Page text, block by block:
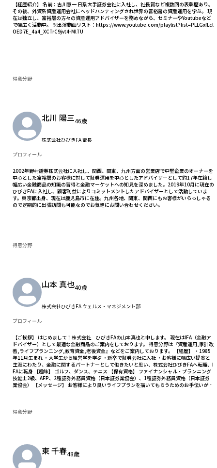
【経歴紹介】 名前：古川慧一 日系大手証券会社に入社し、社長賞など複数回の表彰歴あり。
その後、外資系資産運用会社にヘッドハンティングされ世界の富裕層の資産運用を学ぶ。 現
在は独立し、富裕層の方々の資産運用アドバイザーを務めながら、セミナーやYoutubeなど
で幅広く活動中。 ※出演動画リスト：https://www.youtube.com/playlist?list=PLLGxfLcl
OED7E_4a4_XCTrC9jvt4-MlTU
得意分野
北川 陽三46歳
株式会社ひびきFA 部長
プロフィール
2002年野村證券株式会社に入社し、関西、関東、九州方面の営業店で中堅企業のオーナーを
中心とした富裕層のお客様に対して証券運用を中心としたアドバイザーとして約17年在籍し
幅広い金融商品の知識の習得と金融マーケットへの知見を深めました。2019年10月に現在の
ひびきFAに入社し、顧客利益によりコミットメントしたアドバイザーとして活動していま
す。東京都出身、現在は鹿児島市に在住。九州各地、関東、関西にもお客様がいらっしゃる
ので定期的に出張訪問も可能なのでお気軽にお問い合わせください。
得意分野
山本 真也40歳
株式会社ひびきFA ウェルス・マネジメント部
プロフィール
【ご挨拶】 はじめまして！株式会社 ひびきFAの山本真也と申します。 現在はIFA（金融ア
ドバイザー）として最適な金融商品のご案内をしております。 得意分野は『資産運用,家計改
善,ライフプランニング,教育資金,老後資金』などをご案内しております。 【経歴】 ・1985
年11月生まれ ・大学生から経営学を学ぶ ・新卒で証券会社に入社 ・お客様に幅広い提案と
生涯にわたり、金融に関するパートナーとして働きたいと思い、株式会社ひびきFAへ転職、I
FAに転身 【趣味】 ゴルフ、ダンス、テニス 【保有資格】 ファイナンシャル・プランニング
技能士2級、AFP、2種証券外務員資格（日本証券業協会）、1種証券外務員資格（日本証券
業協会） 【メッセージ】 お客様により良いライフプランを描いてもらうためのお手伝いがで
得意分野
東 千春48歳